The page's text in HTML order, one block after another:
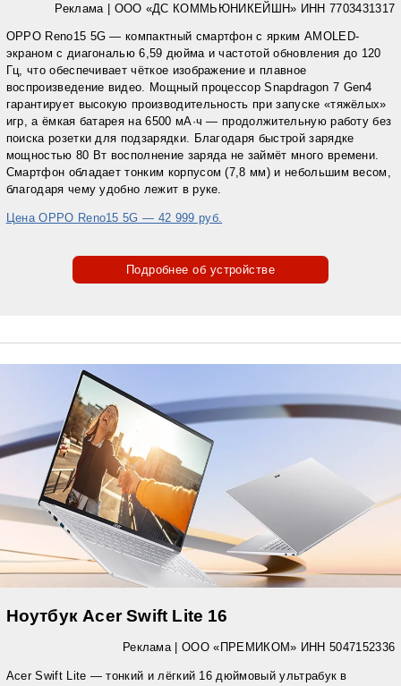
Реклама | ООО «ДС КОММЬЮНИКЕЙШН» ИНН 7703431317
OPPO Reno15 5G — компактный смартфон с ярким AMOLED-
экраном с диагональю 6,59 дюйма и частотой обновления до 120
Гц, что обеспечивает чёткое изображение и плавное
воспроизведение видео. Мощный процессор Snapdragon 7 Gen4
гарантирует высокую производительность при запуске «тяжёлых»
игр, а ёмкая батарея на 6500 мА·ч — продолжительную работу без
поиска розетки для подзарядки. Благодаря быстрой зарядке
мощностью 80 Вт восполнение заряда не займёт много времени.
Смартфон обладает тонким корпусом (7,8 мм) и небольшим весом,
благодаря чему удобно лежит в руке.
Цена OPPO Reno15 5G — 42 999 руб.
Подробнее об устройстве
Ноутбук Acer Swift Lite 16
Реклама |ООО «ПРЕМИКОМ» ИНН 5047152336
Acer Swift Lite — тонкий и лёгкий 16 дюймовый ультрабук в